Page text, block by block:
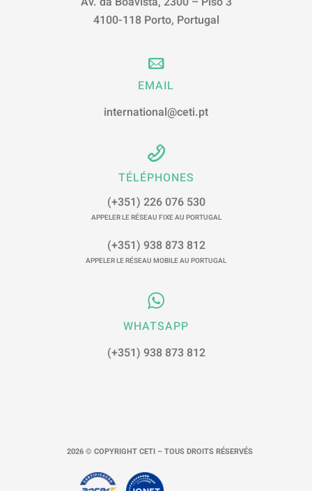
4100-118 Porto, Portugal
EMAIL
international@ceti.pt
TÉLÉPHONES
(+351) 226 076 530
APPELER LE RÉSEAU FIXE AU PORTUGAL
(+351) 938 873 812
APPELER LE RÉSEAU MOBILE AU PORTUGAL
WHATSAPP
(+351) 938 873 812
2026 © COPYRIGHT CETI – TOUS DROITS RÉSERVÉS